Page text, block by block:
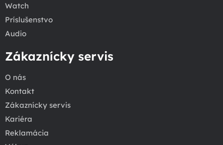
Watch
Príslušenstvo
Audio
Zákaznícky servis
O nás
Kontakt
Zákaznícky servis
Kariéra
Reklamácia